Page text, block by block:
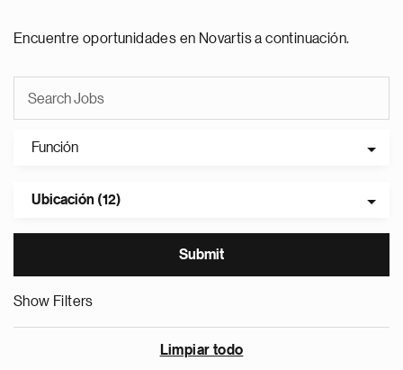
Encuentre oportunidades en Novartis a continuación.
Función
Ubicación (12)
Show Filters
Limpiar todo